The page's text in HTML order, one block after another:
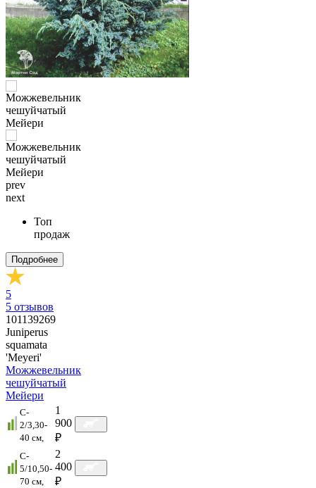
prev
next
Топ
продаж
Подробнее
5
5 отзывов
101139269
Juniperus
squamata
'Meyeri'
Можжевельник
чешуйчатый
Мейери
C-
2/3,30-
40 см,
1
900
₽
C-
5/10,50-
70 см,
2
400
₽